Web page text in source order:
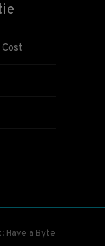
Have a Byte